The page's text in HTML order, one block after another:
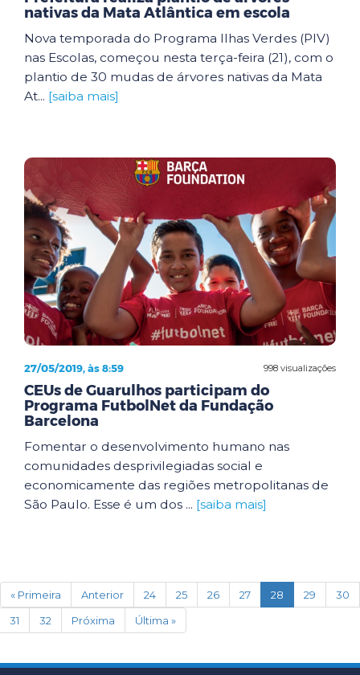
nativas da Mata Atlântica em escola
Nova temporada do Programa Ilhas Verdes (PIV)
nas Escolas, começou nesta terça-feira (21), com o
plantio de 30 mudas de árvores nativas da Mata
At... [saiba mais]
998 visualizações
27/05/2019, às 8:59
CEUs de Guarulhos participam do
Programa FutbolNet da Fundação
Barcelona
Fomentar o desenvolvimento humano nas
comunidades desprivilegiadas social e
economicamente das regiões metropolitanas de
São Paulo. Esse é um dos ... [saiba mais]
« Primeira Anterior 24 25 26 27 28 (current)
29
30
31
32 Próxima Última »